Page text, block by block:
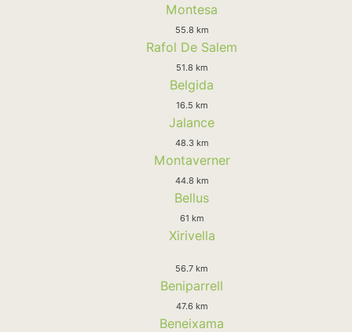
Montesa
55.8 km
Rafol De Salem
51.8 km
Belgida
16.5 km
Jalance
48.3 km
Montaverner
44.8 km
Bellus
61 km
Xirivella
56.7 km
Beniparrell
47.6 km
Beneixama